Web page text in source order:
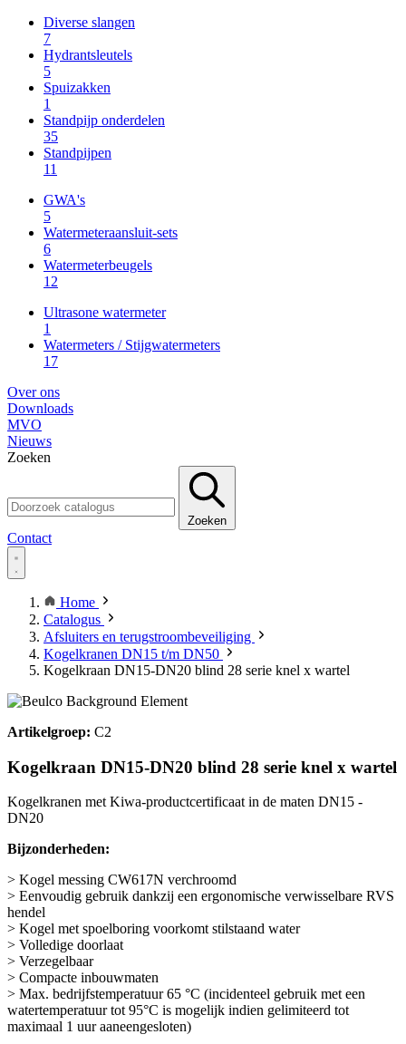
Diverse slangen
7
Hydrantsleutels
5
Spuizakken
1
Standpijp onderdelen
35
Standpijpen
11
GWA's
5
Watermeteraansluit-sets
6
Watermeterbeugels
12
Ultrasone watermeter
1
Watermeters / Stijgwatermeters
17
Over ons
Downloads
MVO
Nieuws
Zoeken
Zoeken
Contact
Home
Catalogus
Afsluiters en terugstroombeveiliging
Kogelkranen DN15 t/m DN50
Kogelkraan DN15-DN20 blind 28 serie knel x wartel
Artikelgroep: C2
Kogelkraan DN15-DN20 blind 28 serie knel x wartel
Kogelkranen met Kiwa-productcertificaat in de maten DN15 -
DN20
Bijzonderheden:
> Kogel messing CW617N verchroomd
> Eenvoudig gebruik dankzij een ergonomische verwisselbare RVS
hendel
> Kogel met spoelboring voorkomt stilstaand water
> Volledige doorlaat
> Verzegelbaar
> Compacte inbouwmaten
> Max. bedrijfstemperatuur 65 °C (incidenteel gebruik met een
watertemperatuur tot 95°C is mogelijk indien gelimiteerd tot
maximaal 1 uur aaneengesloten)